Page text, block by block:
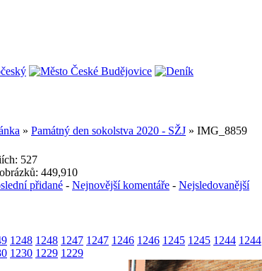
» Památný den sokolstva 2020 - SŽJ » IMG_8859
527
449,910
přidané - Nejnovější komentáře - Nejsledovanější
1248 1248 1247 1247 1246 1246 1245 1245 1244 1244
1230 1229 1229